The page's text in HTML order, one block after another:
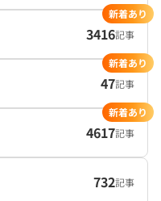
3416記事
新着あり
47記事
新着あり
4617記事
新着あり
732記事